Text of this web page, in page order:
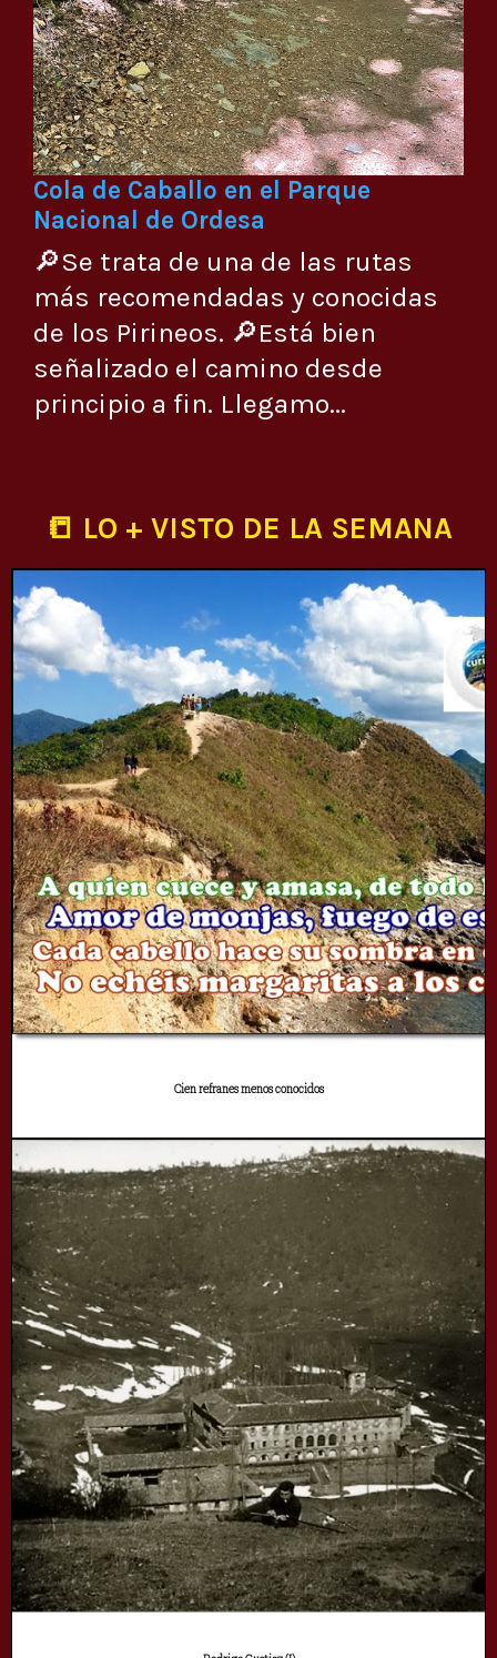
Cola de Caballo en el Parque
Nacional de Ordesa
🔎Se trata de una de las rutas
más recomendadas y conocidas
de los Pirineos. 🔎Está bien
señalizado el camino desde
principio a fin. Llegamo...
📒 LO + VISTO DE LA SEMANA
Cien refranes menos conocidos